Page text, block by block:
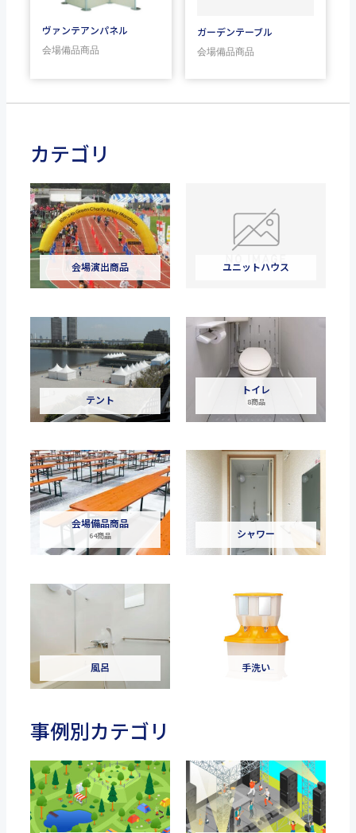
ヴァンテアンパネル
会場備品商品
ガーデンテーブル
会場備品商品
カテゴリ
会場演出商品 ユニットハウス
テント
トイレ
8商品
会場備品商品
64商品 シャワー
風呂 手洗い
事例別カテゴリ